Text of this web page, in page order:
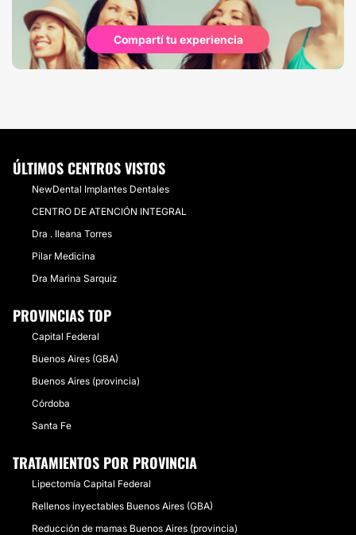
Compartí tu experiencia
ÚLTIMOS CENTROS VISTOS
NewDental Implantes Dentales
CENTRO DE ATENCIÓN INTEGRAL
Dra . Ileana Torres
Pilar Medicina
Dra Marina Sarquiz
PROVINCIAS TOP
Capital Federal
Buenos Aires (GBA)
Buenos Aires (provincia)
Córdoba
Santa Fe
TRATAMIENTOS POR PROVINCIA
Lipectomía Capital Federal
Rellenos inyectables Buenos Aires (GBA)
Reducción de mamas Buenos Aires (provincia)